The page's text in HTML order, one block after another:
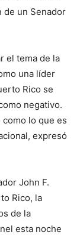
de un Senador
el tema de la
una líder
Rico se
negativo.
lo que es
expresó
John F.
Rico, la
de la
esta noche